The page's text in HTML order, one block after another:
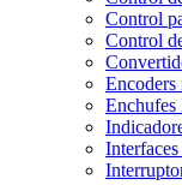
Control
Control
Encoders
Enchufes